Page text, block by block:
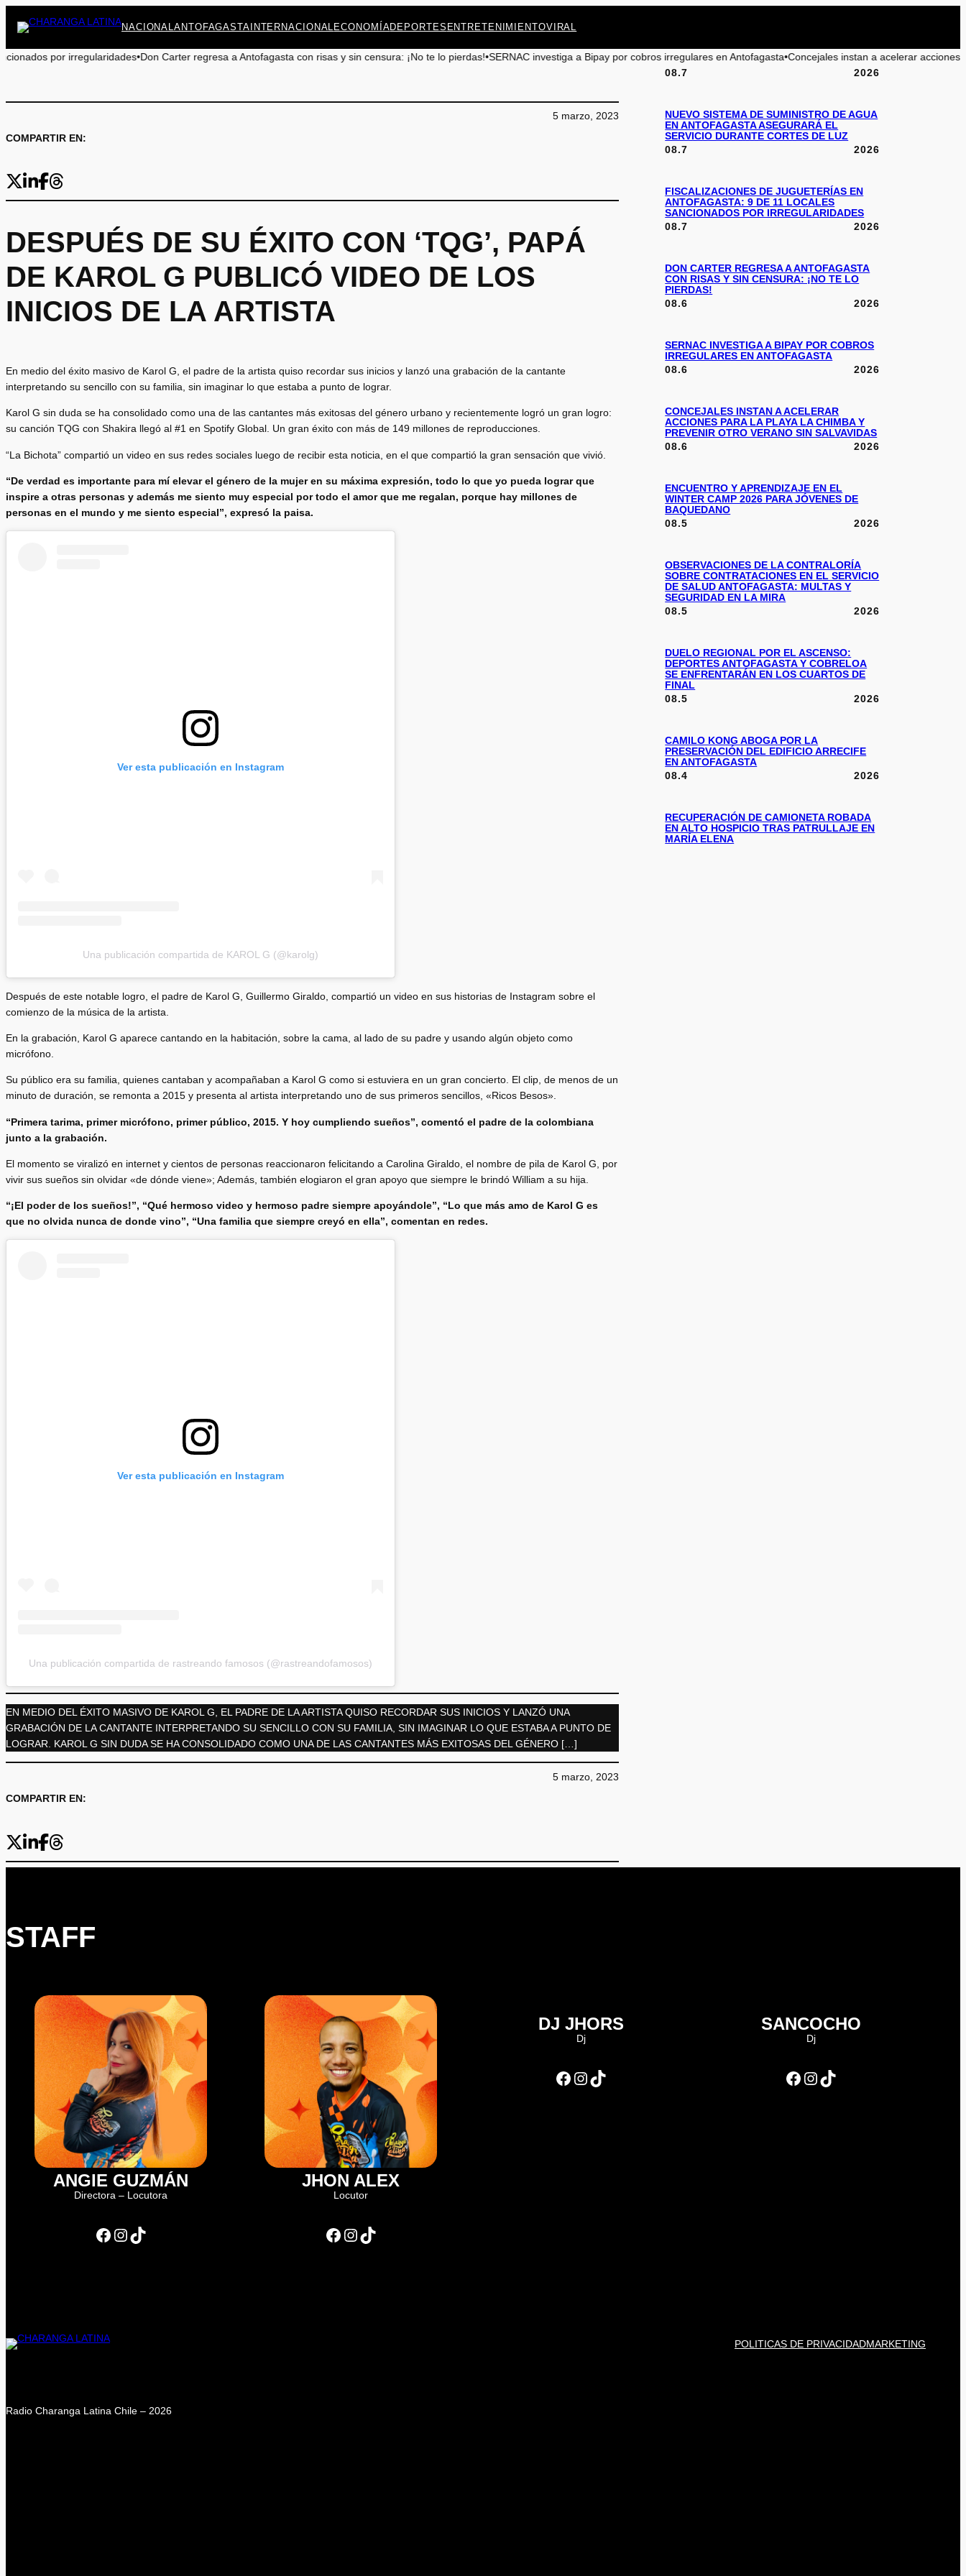
NACIONALANTOFAGASTA INTERNACIONAL ECONOMÍADEPORTES ENTRETENIMIENTOVIRAL
•Don Carter regresa a Antofagasta con risas y sin censura: ¡No te lo pierdas!•SERNAC investiga a Bipay por cobros irregulares en Antofagasta•Concejales instan a acelerar acciones para la playa La
COMPARTIR EN:
5 marzo, 2023
DESPUÉS DE SU ÉXITO CON ‘TQG’, PAPÁ
DE KAROL G PUBLICÓ VIDEO DE LOS
INICIOS DE LA ARTISTA
En medio del éxito masivo de Karol G, el padre de la artista quiso recordar sus inicios y lanzó una grabación de la cantante
interpretando su sencillo con su familia, sin imaginar lo que estaba a punto de lograr.
Karol G sin duda se ha consolidado como una de las cantantes más exitosas del género urbano y recientemente logró un gran logro:
su canción TQG con Shakira llegó al #1 en Spotify Global. Un gran éxito con más de 149 millones de reproducciones.
“La Bichota” compartió un video en sus redes sociales luego de recibir esta noticia, en el que compartió la gran sensación que vivió.
“De verdad es importante para mí elevar el género de la mujer en su máxima expresión, todo lo que yo pueda lograr que
inspire a otras personas y además me siento muy especial por todo el amor que me regalan, porque hay millones de
personas en el mundo y me siento especial”, expresó la paisa.
Ver esta publicación en Instagram
Una publicación compartida de KAROL G (@karolg)
Después de este notable logro, el padre de Karol G, Guillermo Giraldo, compartió un video en sus historias de Instagram sobre el
comienzo de la música de la artista.
En la grabación, Karol G aparece cantando en la habitación, sobre la cama, al lado de su padre y usando algún objeto como
micrófono.
Su público era su familia, quienes cantaban y acompañaban a Karol G como si estuviera en un gran concierto. El clip, de menos de un
minuto de duración, se remonta a 2015 y presenta al artista interpretando uno de sus primeros sencillos, «Ricos Besos».
“Primera tarima, primer micrófono, primer público, 2015. Y hoy cumpliendo sueños”, comentó el padre de la colombiana
junto a la grabación.
El momento se viralizó en internet y cientos de personas reaccionaron felicitando a Carolina Giraldo, el nombre de pila de Karol G, por
vivir sus sueños sin olvidar «de dónde viene»; Además, también elogiaron el gran apoyo que siempre le brindó William a su hija.
“¡El poder de los sueños!”, “Qué hermoso video y hermoso padre siempre apoyándole”, “Lo que más amo de Karol G es
que no olvida nunca de donde vino”, “Una familia que siempre creyó en ella”, comentan en redes.
Ver esta publicación en Instagram
Una publicación compartida de rastreando famosos (@rastreandofamosos)
EN MEDIO DEL ÉXITO MASIVO DE KAROL G, EL PADRE DE LA ARTISTA QUISO RECORDAR SUS INICIOS Y LANZÓ UNA
GRABACIÓN DE LA CANTANTE INTERPRETANDO SU SENCILLO CON SU FAMILIA, SIN IMAGINAR LO QUE ESTABA A PUNTO DE
LOGRAR. KAROL G SIN DUDA SE HA CONSOLIDADO COMO UNA DE LAS CANTANTES MÁS EXITOSAS DEL GÉNERO […]
COMPARTIR EN:
5 marzo, 2023
08.7 2026
NUEVO SISTEMA DE SUMINISTRO DE AGUA
EN ANTOFAGASTA ASEGURARÁ EL
SERVICIO DURANTE CORTES DE LUZ
08.7
2026
FISCALIZACIONES DE JUGUETERÍAS EN
ANTOFAGASTA: 9 DE 11 LOCALES
SANCIONADOS POR IRREGULARIDADES
08.7
2026
DON CARTER REGRESA A ANTOFAGASTA
CON RISAS Y SIN CENSURA: ¡NO TE LO
PIERDAS!
08.6
2026
SERNAC INVESTIGA A BIPAY POR COBROS
IRREGULARES EN ANTOFAGASTA
08.6
2026
CONCEJALES INSTAN A ACELERAR
ACCIONES PARA LA PLAYA LA CHIMBA Y
PREVENIR OTRO VERANO SIN SALVAVIDAS
08.6
2026
ENCUENTRO Y APRENDIZAJE EN EL
WINTER CAMP 2026 PARA JÓVENES DE
BAQUEDANO
08.5
2026
OBSERVACIONES DE LA CONTRALORÍA
SOBRE CONTRATACIONES EN EL SERVICIO
DE SALUD ANTOFAGASTA: MULTAS Y
SEGURIDAD EN LA MIRA
08.5
2026
DUELO REGIONAL POR EL ASCENSO:
DEPORTES ANTOFAGASTA Y COBRELOA
SE ENFRENTARÁN EN LOS CUARTOS DE
FINAL
08.5
2026
CAMILO KONG ABOGA POR LA
PRESERVACIÓN DEL EDIFICIO ARRECIFE
EN ANTOFAGASTA
08.4
2026
RECUPERACIÓN DE CAMIONETA ROBADA
EN ALTO HOSPICIO TRAS PATRULLAJE EN
MARÍA ELENA
STAFF
ANGIE GUZMÁN
Directora – Locutora
Facebook Instagram TikTok
JHON ALEX
Locutor
Facebook Instagram TikTok
DJ JHORS
Dj
Facebook Instagram TikTok
SANCOCHO
Dj
Facebook Instagram TikTok
POLITICAS DE PRIVACIDADMARKETING
Radio Charanga Latina Chile – 2026